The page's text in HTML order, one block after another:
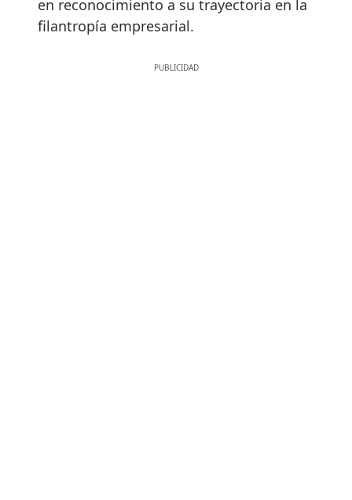
en reconocimiento a su trayectoria en la
filantropía empresarial.